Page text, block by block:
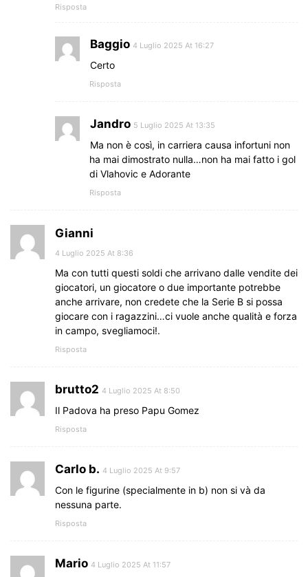
Risposta
Baggio 4 Luglio 2025 At 16:27
Certo
Risposta
Jandro 5 Luglio 2025 At 13:35
Ma non è così, in carriera causa infortuni non
ha mai dimostrato nulla…non ha mai fatto i gol
di Vlahovic e Adorante
Risposta
Gianni
4 Luglio 2025 At 8:36
Ma con tutti questi soldi che arrivano dalle vendite dei
giocatori, un giocatore o due importante potrebbe
anche arrivare, non credete che la Serie B si possa
giocare con i ragazzini…ci vuole anche qualità e forza
in campo, svegliamoci!.
Risposta
brutto2 4 Luglio 2025 At 8:50
Il Padova ha preso Papu Gomez
Risposta
Carlo b. 4 Luglio 2025 At 9:57
Con le figurine (specialmente in b) non si và da
nessuna parte.
Risposta
Mario 4 Luglio 2025 At 11:57